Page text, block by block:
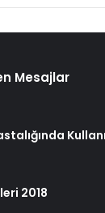
Mesajlar
2018